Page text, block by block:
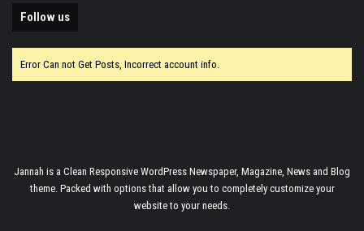
Follow us
Error Can not Get Posts, Incorrect account info.
Jannah is a Clean Responsive WordPress Newspaper, Magazine, News and Blog
theme. Packed with options that allow you to completely customize your
website to your needs.